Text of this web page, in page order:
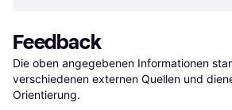
Feedback
Die oben angegebenen Informationen
verschiedenen externen Quellen und
Orientierung.